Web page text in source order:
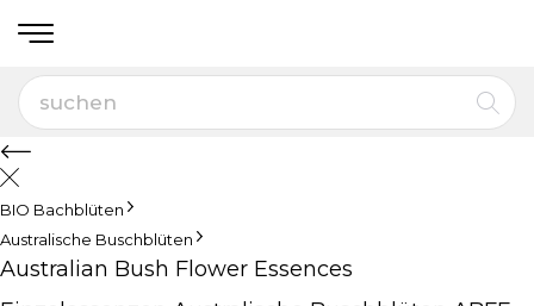
BIO Bachblüten
Australische Buschblüten
Australian Bush Flower Essences